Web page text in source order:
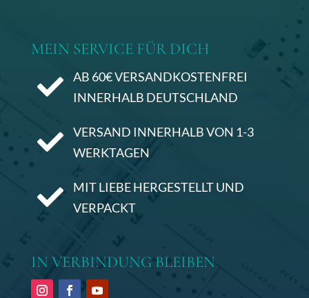
MEIN SERVICE FÜR DICH

AB 60€ VERSANDKOSTENFREI
INNERHALB DEUTSCHLAND

VERSAND INNERHALB VON 1-3
WERKTAGEN

MIT LIEBE HERGESTELLT UND
VERPACKT
IN VERBINDUNG BLEIBEN